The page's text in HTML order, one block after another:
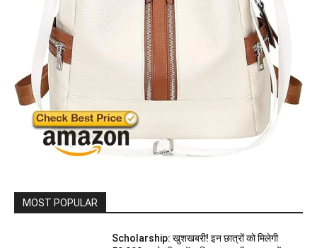
MOST POPULAR
Scholarship: खुशखबरी! इन छात्रों को मिलेगी